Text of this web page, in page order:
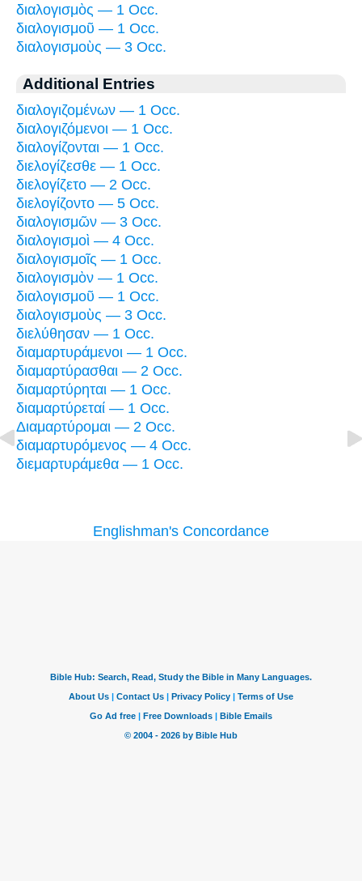
διαλογισμὸς — 1 Occ.
διαλογισμοῦ — 1 Occ.
διαλογισμοὺς — 3 Occ.
Additional Entries
διαλογιζομένων — 1 Occ.
διαλογιζόμενοι — 1 Occ.
διαλογίζονται — 1 Occ.
διελογίζεσθε — 1 Occ.
διελογίζετο — 2 Occ.
διελογίζοντο — 5 Occ.
διαλογισμῶν — 3 Occ.
διαλογισμοὶ — 4 Occ.
διαλογισμοῖς — 1 Occ.
διαλογισμὸν — 1 Occ.
διαλογισμοῦ — 1 Occ.
διαλογισμοὺς — 3 Occ.
διελύθησαν — 1 Occ.
διαμαρτυράμενοι — 1 Occ.
διαμαρτύρασθαι — 2 Occ.
διαμαρτύρηται — 1 Occ.
διαμαρτύρεταί — 1 Occ.
Διαμαρτύρομαι — 2 Occ.
διαμαρτυρόμενος — 4 Occ.
διεμαρτυράμεθα — 1 Occ.
Englishman's Concordance